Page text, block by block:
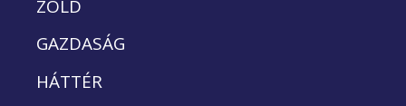
ZÖLD
GAZDASÁG
HÁTTÉR